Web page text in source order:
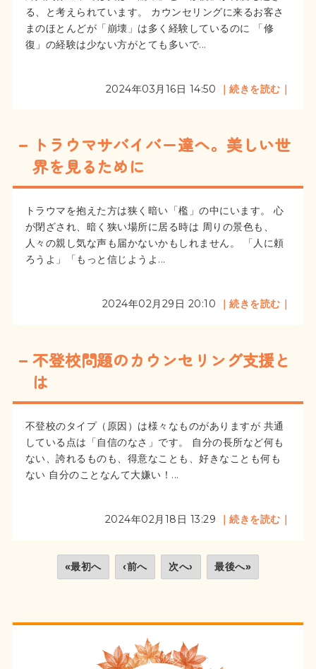
る、と考えられています。 カウンセリングに来るお客さ
まのほとんどが「崩壊」は多く経験しているのに 「修
復」の経験は少ない方がとても多いで...
2024年03月16日 14:50 ｜続きを読む｜
トラウマサバイバー達へ。美しい世
界を見るために
トラウマを抱えた方は狭く暗い「檻」の中にいます。 心
が閉ざされ、暗く狭い場所に居る時は 周りの景色も、
人々の親し気な声も届かないかもしれません。 「人に頼
ろうよ」「もっと信じようよ...
2024年02月29日 20:10 ｜続きを読む｜
不登校問題のカウンセリング支援と
は
不登校のタイプ（原因）は様々なものがありますが 共通
している点は「自信のなさ」です。 自分の長所など何も
ない、誇れるものも、得意なことも、好きなことも何も
ない 自分のことなんて大嫌い！...
2024年02月18日 13:29 ｜続きを読む｜
«最初へ ‹前へ 次へ› 最後へ»